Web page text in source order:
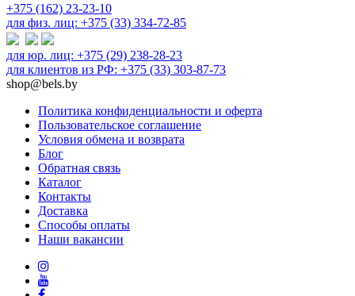
+375 (162) 23-23-10
для физ. лиц: +375 (33) 334-72-85
для юр. лиц: +375 (29) 238-28-23
для клиентов из РФ: +375 (33) 303-87-73
shop@bels.by
Политика конфиденциальности и оферта
Пользовательское соглашение
Условия обмена и возврата
Блог
Обратная связь
Каталог
Контакты
Доставка
Способы оплаты
Наши вакансии